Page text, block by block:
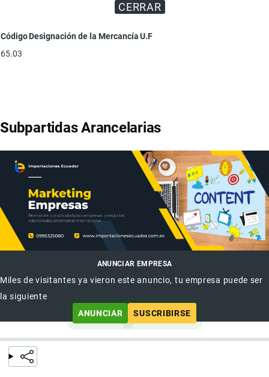
CERRAR
CódigoDesignación de la MercancíaU.F
65.03
Subpartidas Arancelarias
ANUNCIAR EMPRESA
Miles de visitantes ya vieron este anuncio, tu empresa puede ser
la siguiente
ANUNCIAR
SUSCRIBIRSE